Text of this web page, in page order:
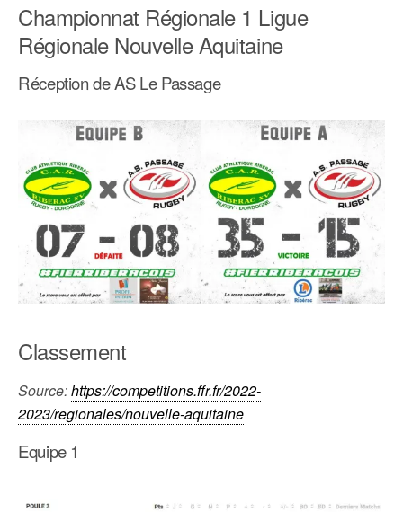
Championnat Régionale 1 Ligue
Régionale Nouvelle Aquitaine
Réception de AS Le Passage
Classement
Source:https://competitions.ffr.fr/2022-
2023/regionales/nouvelle-aquitaine
Equipe 1